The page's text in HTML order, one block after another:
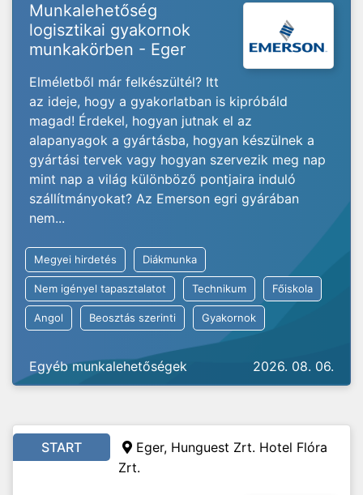
Munkalehetőség
logisztikai gyakornok
munkakörben - Eger
Elméletből már felkészültél? Itt
az ideje, hogy a gyakorlatban is kipróbáld
magad! Érdekel, hogyan jutnak el az
alapanyagok a gyártásba, hogyan készülnek a
gyártási tervek vagy hogyan szervezik meg nap
mint nap a világ különböző pontjaira induló
szállítmányokat? Az Emerson egri gyárában
nem...
Megyei hirdetés Diákmunka
Nem igényel tapasztalatot Technikum Főiskola
Angol Beosztás szerinti Gyakornok
Egyéb munkalehetőségek 2026. 08. 06.
START
Eger, Hunguest Zrt. Hotel Flóra
Zrt.